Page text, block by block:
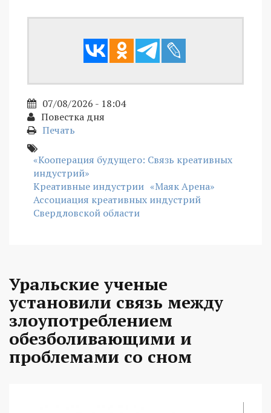
07/08/2026 - 18:04
Повестка дня
Печать
«Кооперация будущего: Связь креативных
индустрий»
Креативные индустрии «Маяк Арена»
Ассоциация креативных индустрий
Свердловской области
Уральские ученые
установили связь между
злоупотреблением
обезболивающими и
проблемами со сном